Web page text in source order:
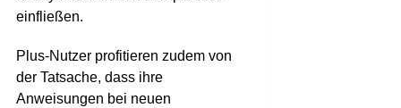
einfließen.
Plus-Nutzer profitieren zudem von
der Tatsache, dass ihre
Anweisungen bei neuen